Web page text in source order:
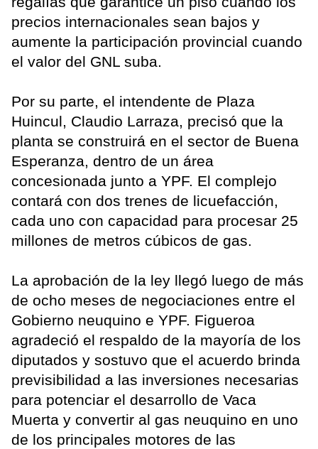
precios internacionales sean bajos y
aumente la participación provincial cuando
el valor del GNL suba.
Por su parte, el intendente de Plaza
Huincul, Claudio Larraza, precisó que la
planta se construirá en el sector de Buena
Esperanza, dentro de un área
concesionada junto a YPF. El complejo
contará con dos trenes de licuefacción,
cada uno con capacidad para procesar 25
millones de metros cúbicos de gas.
La aprobación de la ley llegó luego de más
de ocho meses de negociaciones entre el
Gobierno neuquino e YPF. Figueroa
agradeció el respaldo de la mayoría de los
diputados y sostuvo que el acuerdo brinda
previsibilidad a las inversiones necesarias
para potenciar el desarrollo de Vaca
Muerta y convertir al gas neuquino en uno
de los principales motores de las